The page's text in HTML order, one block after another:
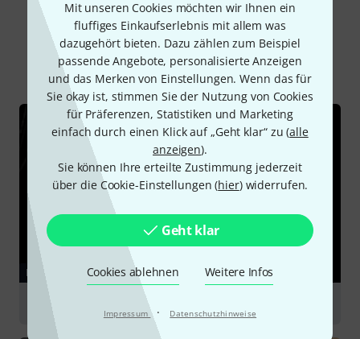
Mit unseren Cookies möchten wir Ihnen ein
fluffiges Einkaufserlebnis mit allem was
dazugehört bieten. Dazu zählen zum Beispiel
passende Angebote, personalisierte Anzeigen
und das Merken von Einstellungen. Wenn das für
Sie okay ist, stimmen Sie der Nutzung von Cookies
für Präferenzen, Statistiken und Marketing
einfach durch einen Klick auf „Geht klar“ zu (alle
anzeigen).
Sie können Ihre erteilte Zustimmung jederzeit
über die Cookie-Einstellungen (hier) widerrufen.
Geht klar
Cookies ablehnen Weitere Infos
Impressum · Datenschutzhinweise
Schon gewusst?
Alle Ratgeber Testberichte
RATGEBER